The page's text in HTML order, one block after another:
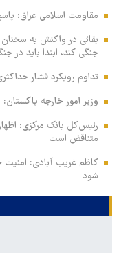
مقاومت اسلامی عراق:
بقائی در واکنش به سخنان
جنگی کند، ابتدا باید در
تداوم رویکرد فشار
وزیر امور خارجه
رئیس‌کل بانک مرکزی:
متناقض است
کاظم غریب آبادی:
شود